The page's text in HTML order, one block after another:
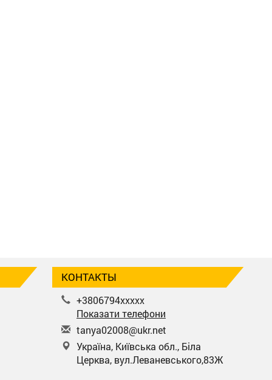
КОНТАКТЫ
+3806794xxxxx
Показати телефони
tanya02008@ukr.net
Україна, Київська обл., Біла
Церква, вул.Леваневського,83Ж